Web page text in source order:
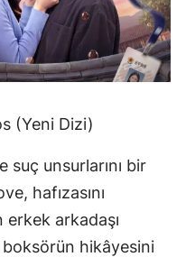
(Yeni Dizi)
unsurlarını bir
hafızasını
erkek arkadaşı
hikâyesini